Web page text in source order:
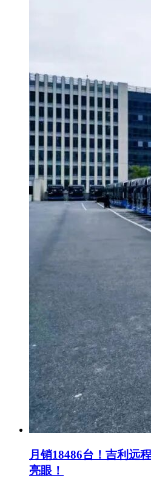
月销18486台！吉利远
亮眼！